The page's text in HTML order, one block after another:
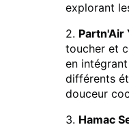
explorant
2. Partn'Air
toucher et
en
différents
douceur
3. Hamac